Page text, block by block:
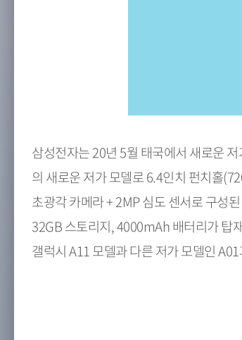
삼성전자는 20년 5월 태국에서 새로운
의 새로운 저가 모델로 6.4인치 펀치홀
초광각 카메라 + 2MP 심도 센서로 구성
32GB 스토리지, 4000mAh 배터리가 탑
갤럭시 A11 모델과 다른 저가 모델인